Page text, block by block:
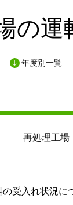
の運
年度別一覧
再処理工場
受入れ状況